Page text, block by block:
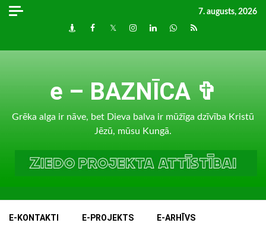
Skip
7. augusts, 2026
DraugiemFacebook
TwitterInstagram
LinkedInwhatsapp
RSS
e – BAZNĪCA ✞
Grēka alga ir nāve, bet Dieva balva ir mūžīga dzīvība Kristū
Jēzū, mūsu Kungā.
E-KONTAKTI E-PROJEKTS E-ARHĪVS